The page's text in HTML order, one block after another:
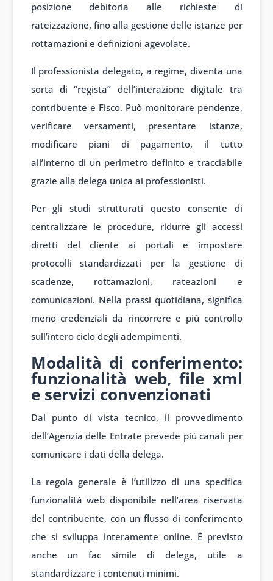
posizione debitoria alle richieste di
rateizzazione, fino alla gestione delle istanze per
rottamazioni e definizioni agevolate.
Il professionista delegato, a regime, diventa una
sorta di “regista” dell’interazione digitale tra
contribuente e Fisco. Può monitorare pendenze,
verificare versamenti, presentare istanze,
modificare piani di pagamento, il tutto
all’interno di un perimetro definito e tracciabile
grazie alla delega unica ai professionisti.
Per gli studi strutturati questo consente di
centralizzare le procedure, ridurre gli accessi
diretti del cliente ai portali e impostare
protocolli standardizzati per la gestione di
scadenze, rottamazioni, rateazioni e
comunicazioni. Nella prassi quotidiana, significa
meno credenziali da rincorrere e più controllo
sull’intero ciclo degli adempimenti.
Modalità di conferimento:
funzionalità web, file xml
e servizi convenzionati
Dal punto di vista tecnico, il provvedimento
dell’Agenzia delle Entrate prevede più canali per
comunicare i dati della delega.
La regola generale è l’utilizzo di una specifica
funzionalità web disponibile nell’area riservata
del contribuente, con un flusso di conferimento
che si sviluppa interamente online. È previsto
anche un fac simile di delega, utile a
standardizzare i contenuti minimi.